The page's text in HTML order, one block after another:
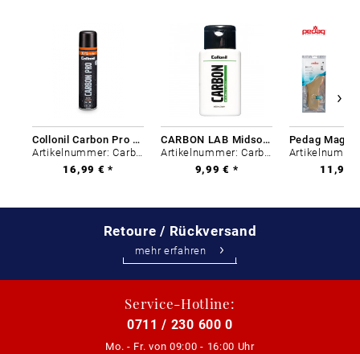
Collonil Carbon Pro 400 ml
Artikelnummer: Carbon-0
16,99 € *
CARBON LAB Midsole Cleaner
Artikelnummer: Carbon-0
9,99 € *
11,99
Retoure / Rückversand
mehr erfahren
Service-Hotline:
0711 / 230 600 0
Mo. - Fr. von 09:00 - 16:00 Uhr